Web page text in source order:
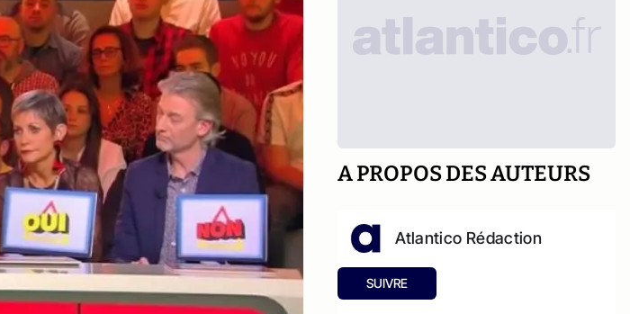
A PROPOS DES AUTEURS
Atlantico Rédaction
SUIVRE